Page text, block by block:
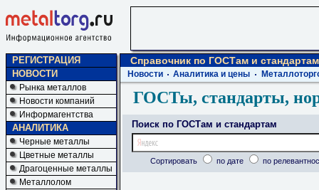
РЕГИСТРАЦИЯ
НОВОСТИ
Рынка металлов
Новости компаний
Информагентства
АНАЛИТИКА
Черные металлы
Цветные металлы
Драгоценные металлы
Металлолом
Справочник по ГОСТам и стандартам
Новости Аналитика и цены
ГОСТы, стандарты,
Поиск по ГОСТам и стандартам
Сортировать по дате по